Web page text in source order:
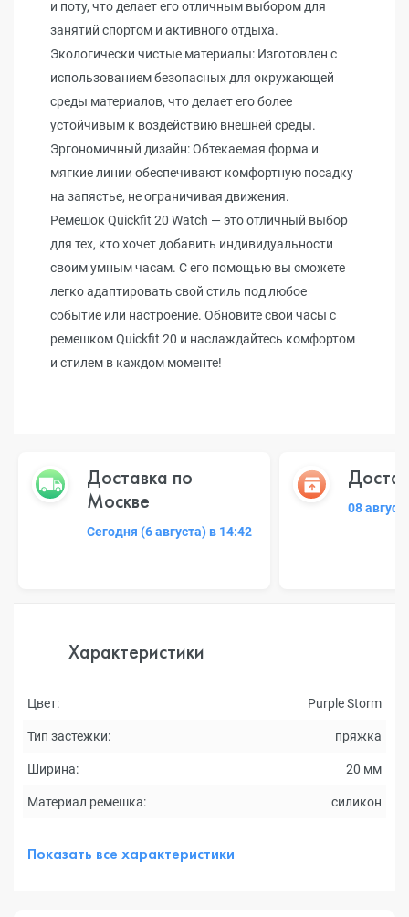
и поту, что делает его отличным выбором для
занятий спортом и активного отдыха.
Экологически чистые материалы: Изготовлен с
использованием безопасных для окружающей
среды материалов, что делает его более
устойчивым к воздействию внешней среды.
Эргономичный дизайн: Обтекаемая форма и
мягкие линии обеспечивают комфортную посадку
на запястье, не ограничивая движения.
Ремешок Quickfit 20 Watch — это отличный выбор
для тех, кто хочет добавить индивидуальности
своим умным часам. С его помощью вы сможете
легко адаптировать свой стиль под любое
событие или настроение. Обновите свои часы с
ремешком Quickfit 20 и наслаждайтесь комфортом
и стилем в каждом моменте!
Доставка по
Москве
Сегодня (6 августа) в 14:42
08
Характеристики
Цвет: Purple Storm
Тип застежки: пряжка
Ширина: 20 мм
Материал ремешка: силикон
Показать все характеристики